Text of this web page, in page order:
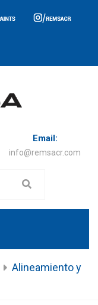
Email:
info@remsacr.com
Alineamiento y